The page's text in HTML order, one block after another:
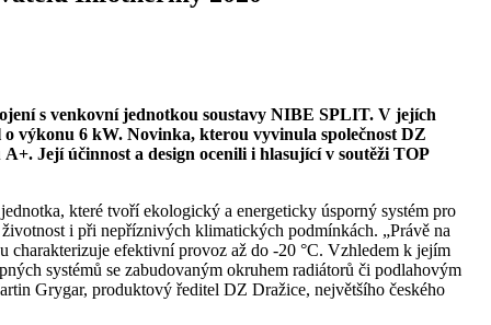
s venkovní jednotkou soustavy NIBE SPLIT. V jejích
výkonu 6 kW. Novinka, kterou vyvinula společnost DZ
Její účinnost a design ocenili i hlasující v soutěži TOP
které tvoří ekologický a energeticky úsporný systém pro
i při nepříznivých klimatických podmínkách. „Právě na
efektivní provoz až do -20 °C. Vzhledem k jejím
systémů se zabudovaným okruhem radiátorů či podlahovým
Grygar, produktový ředitel DZ Dražice, největšího českého